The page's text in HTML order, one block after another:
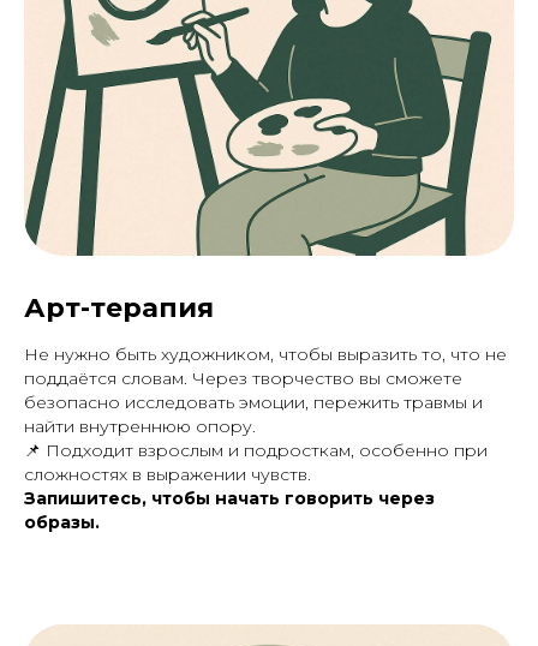
Арт-терапия
Не нужно быть художником, чтобы выразить то, что не
поддаётся словам. Через творчество вы сможете
безопасно исследовать эмоции, пережить травмы и
найти внутреннюю опору.
📌 Подходит взрослым и подросткам, особенно при
сложностях в выражении чувств.
Запишитесь, чтобы начать говорить через
образы.